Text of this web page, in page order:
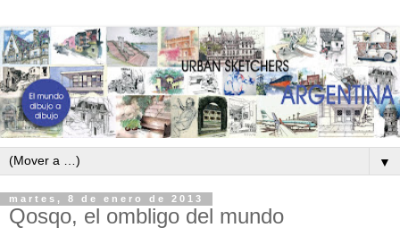
▼
martes, 8 de enero de 2013
Qosqo, el ombligo del mundo